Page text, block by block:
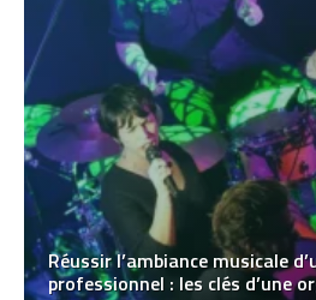
Réussir l’ambiance musicale
professionnel : les clés d’une